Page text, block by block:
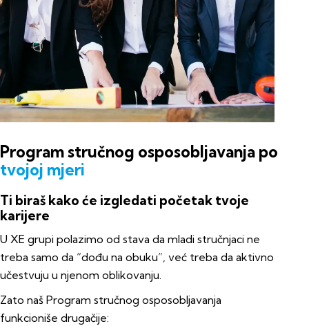
Program stručnog osposobljavanja po
tvojoj mjeri
Ti biraš kako će izgledati početak tvoje
karijere
U XE grupi polazimo od stava da mladi stručnjaci ne
treba samo da “dođu na obuku”, već treba da aktivno
učestvuju u njenom oblikovanju.
Zato naš Program stručnog osposobljavanja
funkcioniše drugačije: